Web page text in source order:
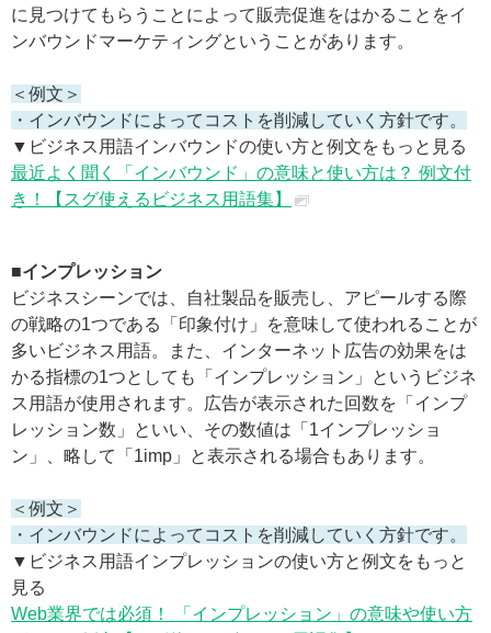
に見つけてもらうことによって販売促進をはかることをイ
ンバウンドマーケティングということがあります。
＜例文＞
・インバウンドによってコストを削減していく方針です。
▼ビジネス用語インバウンドの使い方と例文をもっと見る
最近よく聞く「インバウンド」の意味と使い方は？ 例文付
き！【スグ使えるビジネス用語集】
■インプレッション
ビジネスシーンでは、自社製品を販売し、アピールする際
の戦略の1つである「印象付け」を意味して使われることが
多いビジネス用語。また、インターネット広告の効果をは
かる指標の1つとしても「インプレッション」というビジネ
ス用語が使用されます。広告が表示された回数を「インプ
レッション数」といい、その数値は「1インプレッショ
ン」、略して「1imp」と表示される場合もあります。
＜例文＞
・インバウンドによってコストを削減していく方針です。
▼ビジネス用語インプレッションの使い方と例文をもっと
見る
Web業界では必須！ 「インプレッション」の意味や使い方